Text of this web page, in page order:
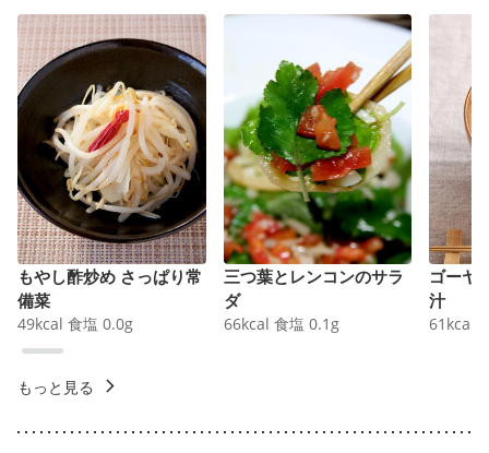
もやし酢炒め さっぱり常
備菜
49kcal 食塩 0.0g
三つ葉とレンコンのサラ
ダ
66kcal 食塩 0.1 g
ゴーヤ
汁
61 kcal
もっと見る